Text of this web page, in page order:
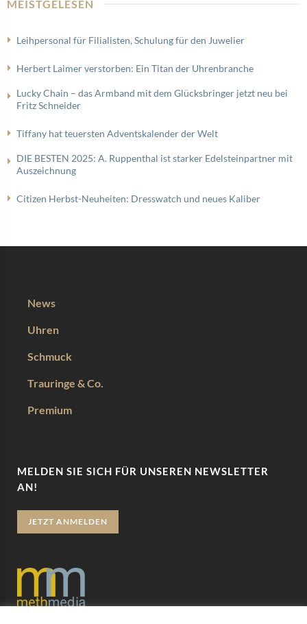
MEISTGELESEN
Leihpersonal für Filialisten, Schulung für den Juwelier
Herbert Laimer verstorben: Ein Titan der Uhrenbranche
Lucky Chain – das Armband mit dem Glücksbringer jetzt neu bei
Fritz Schneider
Tiffany hat teuersten Adventskalender der Welt
DIE BESTEN 2025: A. Ruppenthal ist starker Edelsteinpartner mit
Auszeichnung
Citizen Herbst-Neuheiten: Dresswatch und neues Kaliber
News
Uhren
Schmuck
Trauringe & Co.
Premium
MELDEN SIE SICH FÜR UNSEREN NEWSLETTER
AN!
JETZT ANMELDEN